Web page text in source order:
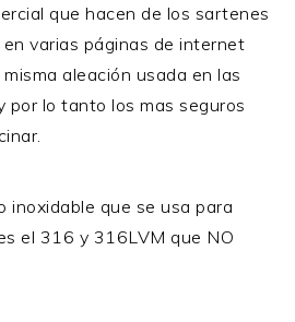
que hacen de los sartenes
varias páginas de internet
aleación usada en las
por lo tanto los mas seguros
inoxidable que se usa para
el 316 y 316LVM que NO